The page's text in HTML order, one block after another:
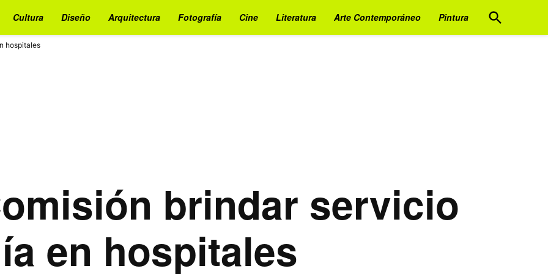
Cultura Diseño Arquitectura Fotografía Cine Literatura Arte Contemporáneo Pintura
Open
Search
hospitales
brindar servicio
en hospitales